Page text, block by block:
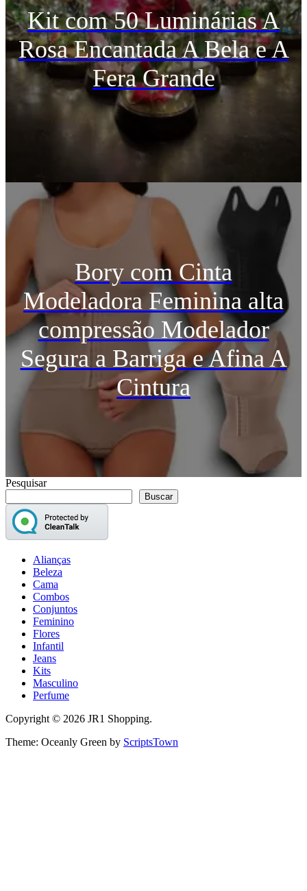
Kit com 50 Luminárias A
Rosa Encantada A Bela e A
Fera Grande
Bory com Cinta
Modeladora Feminina alta
compressão Modelador
Segura a Barriga e Afina A
Cintura
Pesquisar
Buscar
Alianças
Beleza
Cama
Combos
Conjuntos
Feminino
Flores
Infantil
Jeans
Kits
Masculino
Perfume
Copyright © 2026 JR1 Shopping.
Theme: Oceanly Green by ScriptsTown